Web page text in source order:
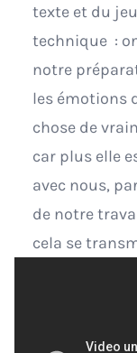
texte et du
technique :
notre
les émotions
chose de
car plus elle
avec nous,
de notre
cela se